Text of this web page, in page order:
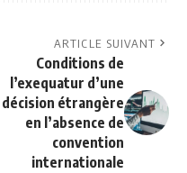
ARTICLE SUIVANT
Conditions de
l’exequatur d’une
décision étrangère
en l’absence de
convention
internationale